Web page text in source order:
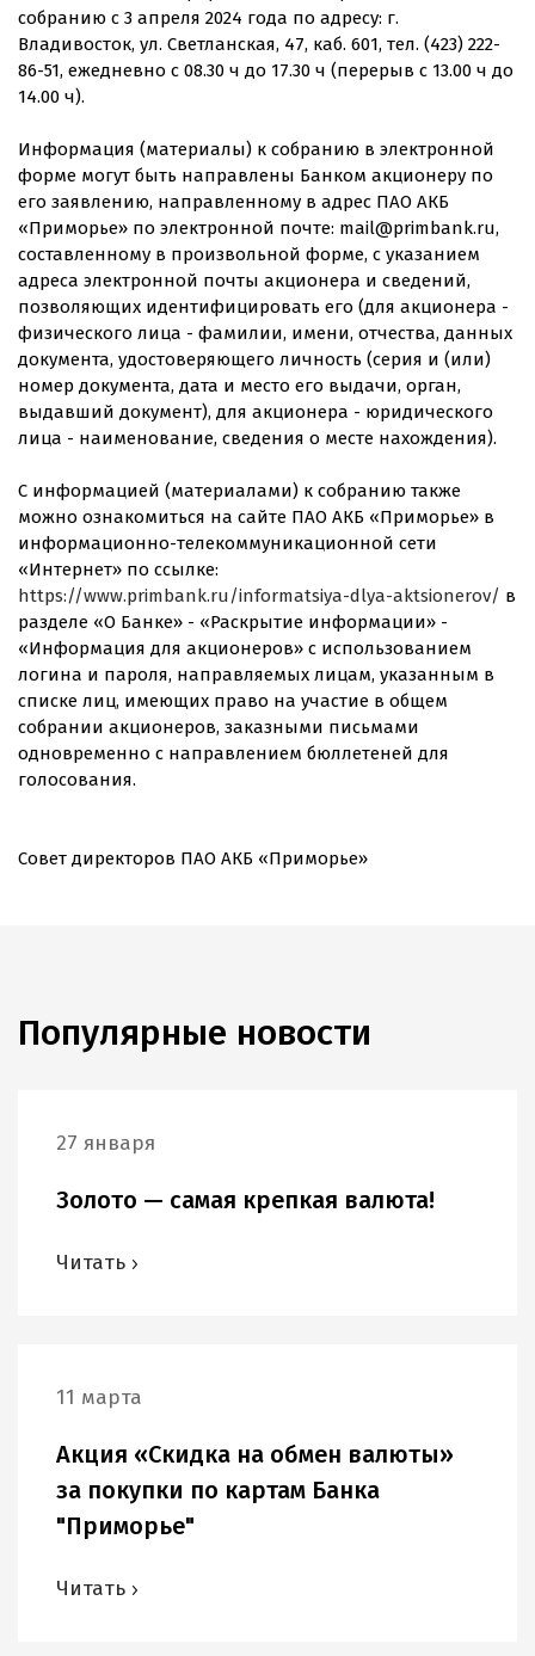
собранию с 3 апреля 2024 года по адресу: г.
Владивосток, ул. Светланская, 47, каб. 601, тел. (423) 222-
86-51, ежедневно с 08.30 ч до 17.30 ч (перерыв с 13.00 ч до
14.00 ч).
Информация (материалы) к собранию в электронной
форме могут быть направлены Банком акционеру по
его заявлению, направленному в адрес ПАО АКБ
«Приморье» по электронной почте: mail@primbank.ru,
составленному в произвольной форме, с указанием
адреса электронной почты акционера и сведений,
позволяющих идентифицировать его (для акционера -
физического лица - фамилии, имени, отчества, данных
документа, удостоверяющего личность (серия и (или)
номер документа, дата и место его выдачи, орган,
выдавший документ), для акционера - юридического
лица - наименование, сведения о месте нахождения).
С информацией (материалами) к собранию также
можно ознакомиться на сайте ПАО АКБ «Приморье» в
информационно-телекоммуникационной сети
«Интернет» по ссылке:
https://www.primbank.ru/informatsiya-dlya-aktsionerov/ в
разделе «О Банке» - «Раскрытие информации» -
«Информация для акционеров» с использованием
логина и пароля, направляемых лицам, указанным в
списке лиц, имеющих право на участие в общем
собрании акционеров, заказными письмами
одновременно с направлением бюллетеней для
голосования.
Совет директоров ПАО АКБ «Приморье»
Популярные новости
27 января
Золото — самая крепкая валюта!
Читать
11 марта
Акция «Скидка на обмен валюты»
за покупки по картам Банка
"Приморье"
Читать